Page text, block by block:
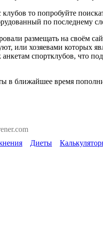
то попробуйте
по последнему
размещать на своём
или хозяевами которых
анкетам спортклубов, что
в ближайшее время
Диеты